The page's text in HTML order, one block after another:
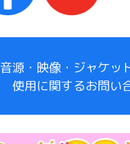
音源・映像・ジャケッ
使用に関するお問い